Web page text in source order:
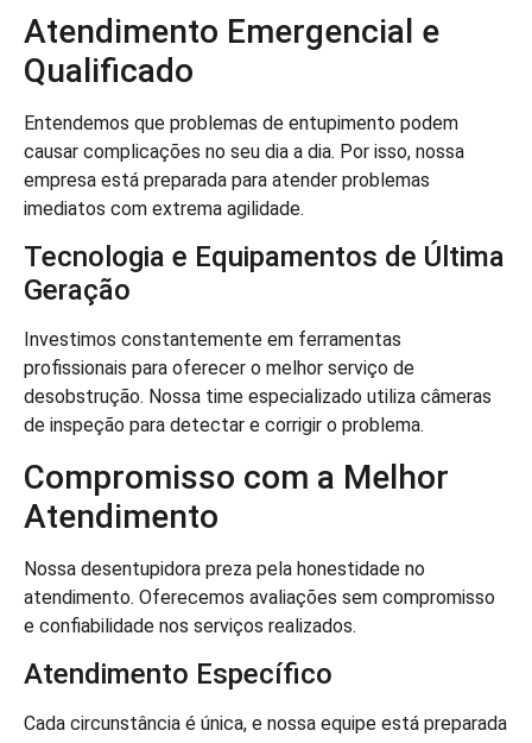
Atendimento Emergencial e
Qualificado
Entendemos que problemas de entupimento podem
causar complicações no seu dia a dia. Por isso, nossa
empresa está preparada para atender problemas
imediatos com extrema agilidade.
Tecnologia e Equipamentos de Última
Geração
Investimos constantemente em ferramentas
profissionais para oferecer o melhor serviço de
desobstrução. Nossa time especializado utiliza câmeras
de inspeção para detectar e corrigir o problema.
Compromisso com a Melhor
Atendimento
Nossa desentupidora preza pela honestidade no
atendimento. Oferecemos avaliações sem compromisso
e confiabilidade nos serviços realizados.
Atendimento Específico
Cada circunstância é única, e nossa equipe está preparada